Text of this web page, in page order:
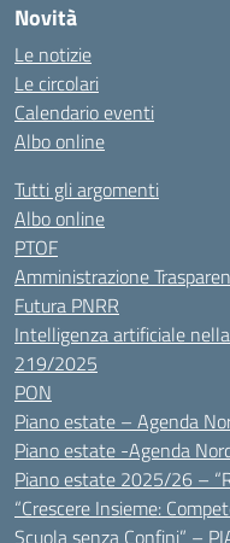
Novità
Le notizie
Le circolari
Calendario eventi
Albo online
Tutti gli argomenti
Albo online
PTOF
Amministrazione
Futura PNRR
Intelligenza artificiale
219/2025
PON
Piano estate – Agenda
Piano estate -Agenda
Piano estate 2025/26 –
“Crescere Insieme:
Scuola senza Confini” –